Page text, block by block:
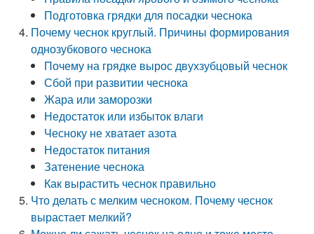
Подготовка грядки для посадки чеснока
Почему чеснок круглый. Причины формирования
однозубкового чеснока
Почему на грядке вырос двухзубцовый чеснок
Сбой при развитии чеснока
Жара или заморозки
Недостаток или избыток влаги
Чесноку не хватает азота
Недостаток питания
Затенение чеснока
Как вырастить чеснок правильно
Что делать с мелким чесноком. Почему чеснок
вырастает мелкий?